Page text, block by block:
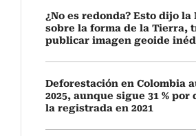
¿No es redonda? Esto dijo la
sobre la forma de la Tierra,
publicar imagen geoide
Deforestación en Colombia
2025, aunque sigue 31 % por
la registrada en 2021